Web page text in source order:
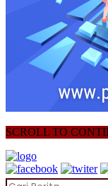
SCROLL TO